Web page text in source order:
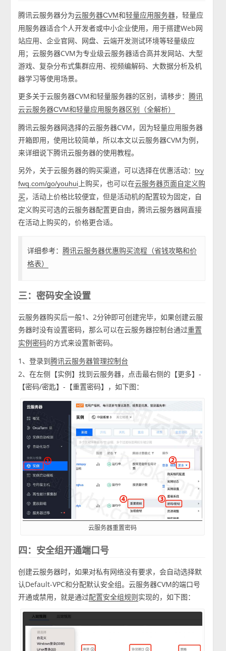
腾讯云服务器分为云服务器CVM和轻量应用服务器，轻量应
用服务器适合个人开发者或中小企业使用，用于搭建Web网
站应用、企业官网、网盘、云端开发测试环境等轻量级应
用；云服务器CVM为专业级云服务器适合高并发网站、大型
游戏、复杂分布式集群应用、视频编解码、大数据分析及机
器学习等使用场景。
更多关于云服务器CVM和轻量服务器的区别，请移步：腾讯
云云服务器CVM和轻量应用服务器区别（全解析）
腾讯云服务器网选择的云服务器CVM，因为轻量应用服务器
开箱即用，使用比较简单，所以本文以云服务器CVM为例，
来详细说下腾讯云服务器的使用教程。
另外，关于云服务器的购买渠道，可以选择在优惠活动：txy
fwq.com/go/youhui 上购买，也可以在云服务器页面自定义购
买，活动上价格比较便宜，但是活动机的配置较为固定，自
定义购买可选的云服务器配置更自由，腾讯云服务器网直接
在活动上购买的，价格更合适。
详细参考：腾讯云服务器优惠购买流程（省钱攻略和价
格表）
三：密码安全设置
云服务器购买后一般1、2分钟即可创建完毕，如果创建云服
务器时没有设置密码，那么可以在云服务器控制台通过重置
实例密码的方式来设置新密码。
1、登录到腾讯云服务器管理控制台
2、在左侧【实例】找到云服务器，点击最右侧的【更多】-
【密码/密匙】-【重置密码】，如下图：
云服务器重置密码
四：安全组开通端口号
创建云服务器时，如果对私有网络没有要求，会自动选择默
认Default-VPC和分配默认安全组。云服务器CVM的端口号
开通或禁用，就是通过配置安全组规则 实现的，如下图：